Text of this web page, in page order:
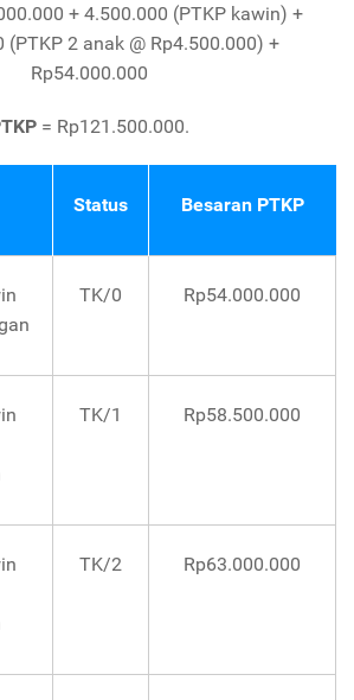
+ 4.500.000 (PTKP kawin) +
(PTKP 2 anak @ Rp4.500.000) +
Rp54.000.000
= Rp121.500.000.
Status Besaran PTKP
TK/0 Rp54.000.000
TK/1 Rp58.500.000
TK/2 Rp63.000.000